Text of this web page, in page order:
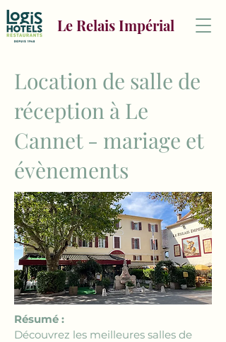
Le Relais Impérial
Location de salle de
réception à Le
Cannet - mariage et
évènements
Résumé :
Découvrez les meilleures salles de